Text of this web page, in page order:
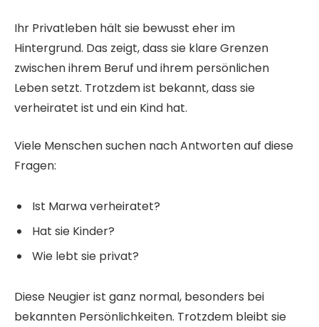
Ihr Privatleben hält sie bewusst eher im
Hintergrund. Das zeigt, dass sie klare Grenzen
zwischen ihrem Beruf und ihrem persönlichen
Leben setzt. Trotzdem ist bekannt, dass sie
verheiratet ist und ein Kind hat.
Viele Menschen suchen nach Antworten auf diese
Fragen:
Ist Marwa verheiratet?
Hat sie Kinder?
Wie lebt sie privat?
Diese Neugier ist ganz normal, besonders bei
bekannten Persönlichkeiten. Trotzdem bleibt sie